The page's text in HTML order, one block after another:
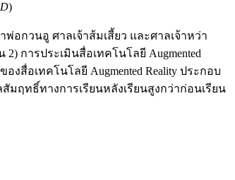
)
พ่อกวนอู ศาลเจ้าส้มเสี้ยว และศาลเจ้าหว่า
การประเมินสื่อเทคโนโลยี Augmented
งสื่อเทคโนโลยี Augmented Reality ประกอบ
มฤทธิ์ทางการเรียนหลังเรียนสูงกว่าก่อนเรียน